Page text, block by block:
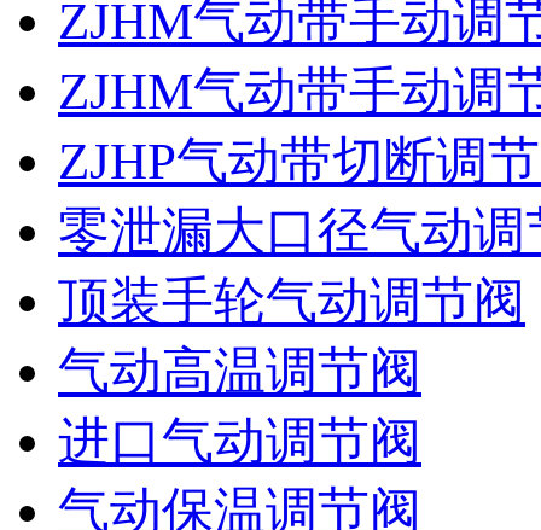
ZJHM气动带手动调
ZJHM气动带手动调
ZJHP气动带切断调
零泄漏大口径气动调
顶装手轮气动调节阀
气动高温调节阀
进口气动调节阀
气动保温调节阀